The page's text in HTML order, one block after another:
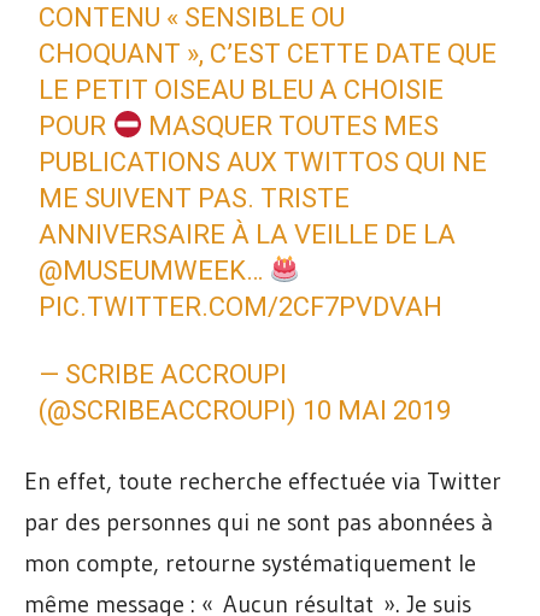
CONTENU « SENSIBLE OU
CHOQUANT », C’EST CETTE DATE QUE
LE PETIT OISEAU BLEU A CHOISIE
POUR
MASQUER TOUTES MES
PUBLICATIONS AUX TWITTOS QUI NE
ME SUIVENT PAS. TRISTE
ANNIVERSAIRE À LA VEILLE DE LA
@MUSEUMWEEK…
PIC.TWITTER.COM/2CF7PVDVAH
— SCRIBE ACCROUPI
(@SCRIBEACCROUPI) 10 MAI 2019
En effet, toute recherche effectuée via Twitter
par des personnes qui ne sont pas abonnées à
mon compte, retourne systématiquement le
même message : « Aucun résultat ». Je suis